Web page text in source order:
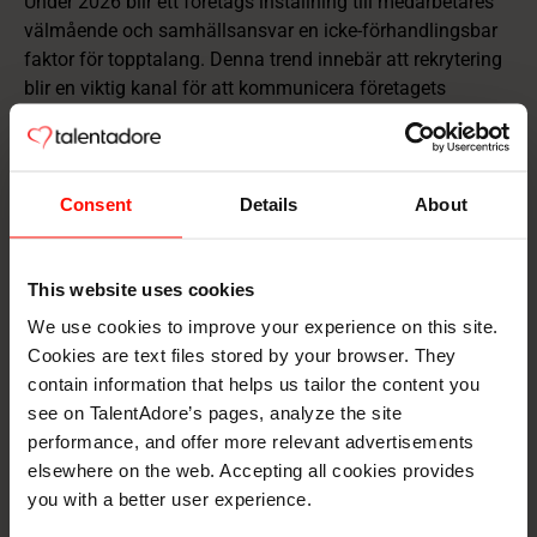
Consent Details About
This website uses cookies
We use cookies to improve your experience on this site.
Cookies are text files stored by your browser. They
contain information that helps us tailor the content you
see on TalentAdore’s pages, analyze the site
performance, and offer more relevant advertisements
elsewhere on the web. Accepting all cookies provides
you with a better user experience.
välmående och samhällsansvar en icke‑förhandlingsbar
faktor för topptalang. Denna trend innebär att rekrytering
blir en viktig kanal för att kommunicera företagets
engagemang för mental hälsa, äkta balans mellan arbete
och fritid samt miljömässig och social
välmåendeförmåner, intervjuer kommer att behandla hur
företaget förebygger utmattning och
verklig påverkan på både människor och planeten. Detta
går bortom förmåner och positionerar företaget som en
ansvarstagande och hälsosam plats att bygga karriär.
9. Från
talanggemenskaper till
engagerade ekosystem 💎